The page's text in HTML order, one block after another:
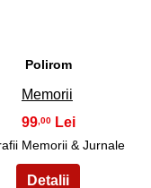
Polirom
Memorii
99,00
Memorii & Jurnale